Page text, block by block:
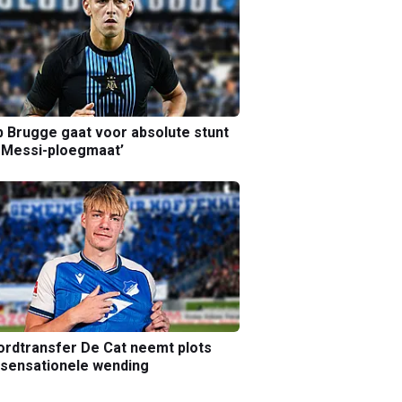
Brugge gaat voor absolute stunt
ploegmaat’
De Cat neemt plots
wending